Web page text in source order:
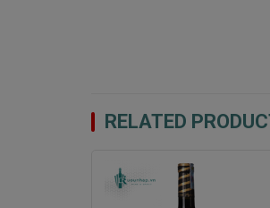
giống nho trắng danh
Những vườn nho được lựa
độ axit tươi mới.
Quy trình sản xuất được
RELATED